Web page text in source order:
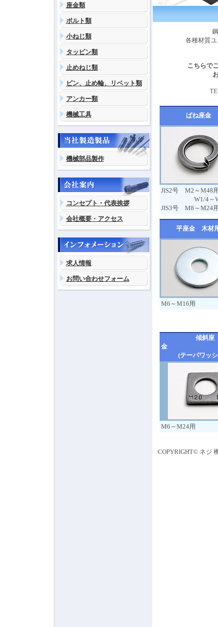
座金類
ボルト類
小ねじ類
タッピン類
止めねじ類
ピン、止め輪、リベット類
アンカー類
機械工具
機械部品製作
コンセプト・代表挨拶
会社概要・アクセス
求人情報
お問い合わせフォーム
各種材質
こちらで
ばね座金
JIS2号 M2～M48
W1/4～
JIS3号 M8～M24
平座金 木材
M6～M16用
傾斜座
(テーパワッ
M6～M24用
COPYRIGHT© ネジ